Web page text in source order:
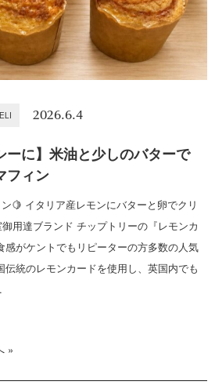
2026.6.4
ーに】米油と少しのバターで
フィン
🍋 イタリア産レモンにバターと卵でクリ
用達ブランド チップトリーの『レモンカ
感がケントでもリピーターの方多数の人気
統のレモンカードを使用し、英国内でも
»